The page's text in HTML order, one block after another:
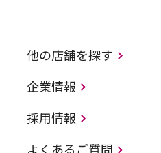
他の店舗を探す
企業情報
採用情報